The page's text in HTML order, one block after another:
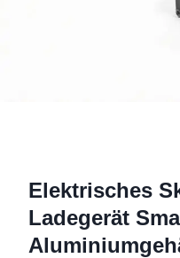
Elektrisches
Ladegerät